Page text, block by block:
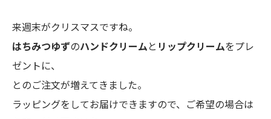
来週末がクリスマスですね。
はちみつゆずのハンドクリームと リップクリームをプレ
ゼントに、
とのご注文が増えてきました。
ラッピングをしてお届けできますので、ご希望の場合は